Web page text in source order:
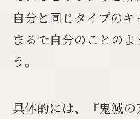
自分と同じタイプのキ
まるで自分のことの
う。
具体的には、『鬼滅